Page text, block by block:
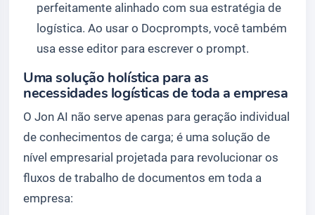
perfeitamente alinhado com sua estratégia de
logística. Ao usar o Docprompts, você também
usa esse editor para escrever o prompt.
Uma solução holística para as
necessidades logísticas de toda a empresa
O Jon AI não serve apenas para geração individual
de conhecimentos de carga; é uma solução de
nível empresarial projetada para revolucionar os
fluxos de trabalho de documentos em toda a
empresa: